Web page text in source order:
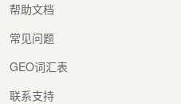
帮助文档
常见问题
GEO词汇表
联系支持